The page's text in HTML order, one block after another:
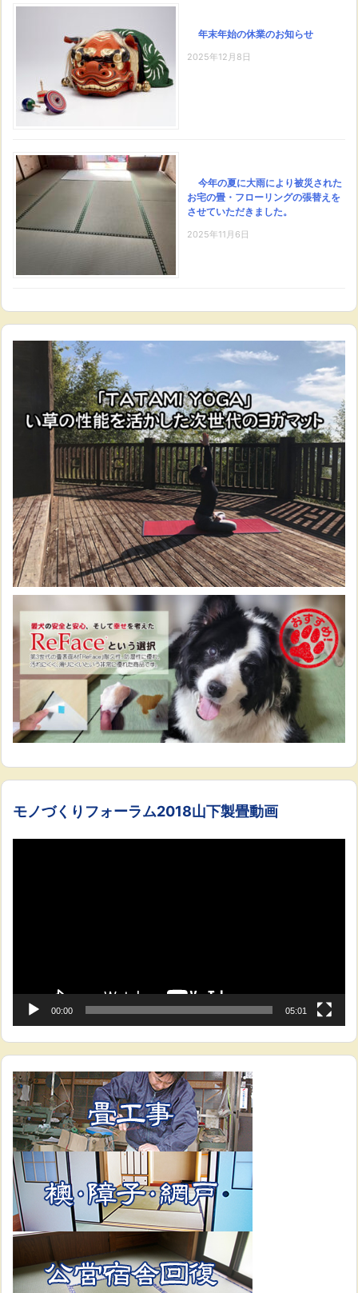
年末年始の休業のお知らせ
2025年12月8日
今年の夏に大雨により被災された
お宅の畳・フローリングの張替えを
させていただきました。
2025年11月6日
モノづくりフォーラム2018山下製畳動画
00:00 05:01